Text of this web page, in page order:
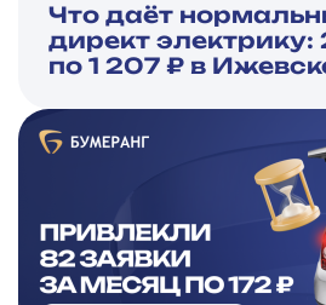
Что даёт
директ электрику:
по 1 207 ₽ в